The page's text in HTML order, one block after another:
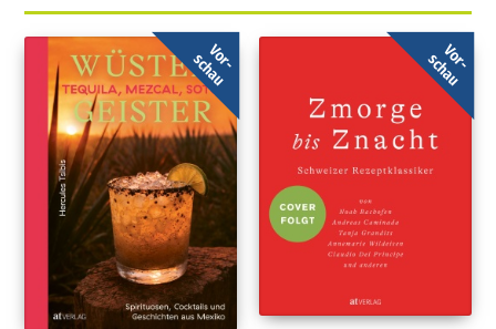
Vor-
schau Vor-
schau